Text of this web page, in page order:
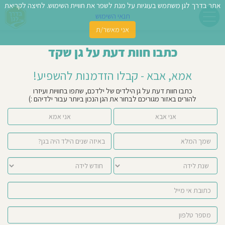
כתבו חוות דעת על גן שקד
אמא, אבא - קבלו הזדמנות להשפיע!
כתבו חוות דעת על גן הילדים של ילדכם, שתפו בחוויות ועיזרו
להורים באזור מגוריכם לבחור את הגן הנכון ביותר עבור ילדיהם :)
אני אמא אני אבא
אתר בדרך לגן משתמש בעוגיות על מנת לשפר את חוויית השימוש. לחיצה לקריאת
תנאי השימוש
אני מאשר/ת